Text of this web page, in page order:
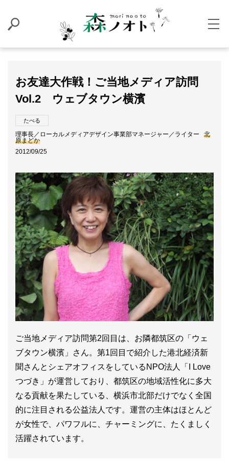
お友達大作戦！ご当地メディア訪問
Vol.2 ウェブタウン横濱
たべる
理事長／ローカルメディアデザイン事業部マネージャー／ライター
北
原まどか
2012/09/25
ご当地メディア訪問第2回目は、お隣都筑区の「ウェ
ブタウン横濱」さん。第1回目で紹介した港北経済新
聞さんとシェアオフィスをしているNPO法人「I Love
つづき」が運営しており、都筑区の地域活性化に多大
なる貢献を果たしている、横浜市北部だけでなく全国
的に注目される公益法人です。運営の主体はほとんど
が女性で、パワフルに、チャーミングに、たくましく
活躍されています。